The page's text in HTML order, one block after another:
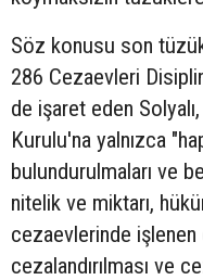
Söz konusu son tüzük
286 Cezaevleri
de işaret eden
Kurulu'na yalnızca
bulundurulmaları ve
nitelik ve miktarı,
cezaevlerinde işlenen
cezalandırılması ve